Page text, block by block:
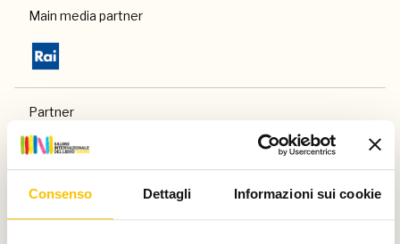
Consenso Dettagli Informazioni sui cookie
Main media partner
Partner